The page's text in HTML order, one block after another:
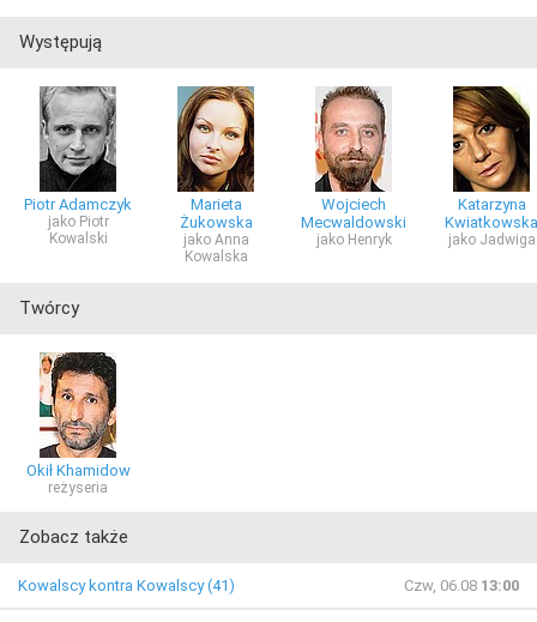
Występują
Piotr Adamczyk
jako Piotr
Kowalski
Marieta
Żukowska
jako Anna
Kowalska
Wojciech
Mecwaldowski
jako Henryk
Katarzyna
Kwiatkowska
jako Jadwiga
Twórcy
Okił Khamidow
reżyseria
Zobacz także
Kowalscy kontra Kowalscy (41) Czw, 06.08 13:00